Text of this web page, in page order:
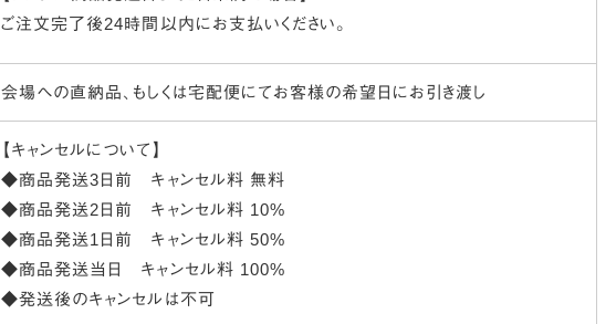
ご注文完了後24時間以内にお支払いください。
会場への直納品、もしくは宅配便にてお客様の希望日にお引き渡し
【キャンセルについて】
◆商品発送3日前
キャンセル料 無料
◆商品発送2日前
キャンセル料 10%
◆商品発送1日前
キャンセル料 50%
◆商品発送当日
キャンセル料 100%
◆発送後のキャンセルは不可